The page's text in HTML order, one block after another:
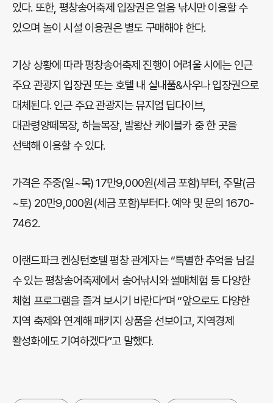
있다. 또한, 평창송어축제 입장권은 얼음 낚시만 이용할 수
있으며 놀이 시설 이용권은 별도 구매해야 한다.
기상 상황에 따라 평창송어축제 진행이 어려울 시에는 인근
주요 관광지 입장권 또는 호텔 내 실내풀&사우나 입장권으로
대체된다. 인근 주요 관광지는 뮤지엄 딥다이브,
대관령양떼목장, 하늘목장, 발왕산 케이블카 중 한 곳을
선택해 이용할 수 있다.
가격은 주중(일~목) 17만9,000원(세금 포함)부터, 주말(금
~토) 20만9,000원(세금 포함)부터다. 예약 및 문의 1670-
7462.
이랜드파크 켄싱턴호텔 평창 관계자는 “특별한 추억을 남길
수 있는 평창송어축제에서 송어낚시와 썰매체험 등 다양한
체험 프로그램을 즐겨 보시기 바란다”며 “앞으로도 다양한
지역 축제와 연계해 패키지 상품을 선보이고, 지역경제
활성화에도 기여하겠다”고 말했다.